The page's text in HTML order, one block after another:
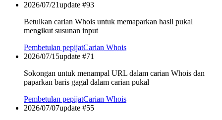
2026/07/21update #93
Betulkan carian Whois untuk memaparkan hasil pukal
mengikut susunan input
Pembetulan pepijatCarian Whois
2026/07/15update #71
Sokongan untuk menampal URL dalam carian Whois dan
paparkan baris gagal dalam carian pukal
Pembetulan pepijatCarian Whois
2026/07/07update #55